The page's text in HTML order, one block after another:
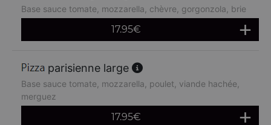
Base sauce tomate, mozzarella, chèvre, gorgonzola, brie
17.95€
parisienne large
Base sauce tomate, mozzarella, poulet, viande hachée,
merguez
17.95€